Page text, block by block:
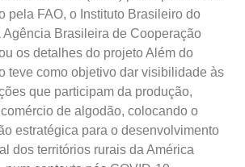
pela FAO, o Instituto Brasileiro do
Agência Brasileira de Cooperação
os detalhes do projeto Além do
teve como objetivo dar visibilidade às
que participam da produção,
de algodão, colocando o
estratégica para o desenvolvimento
dos territórios rurais da América